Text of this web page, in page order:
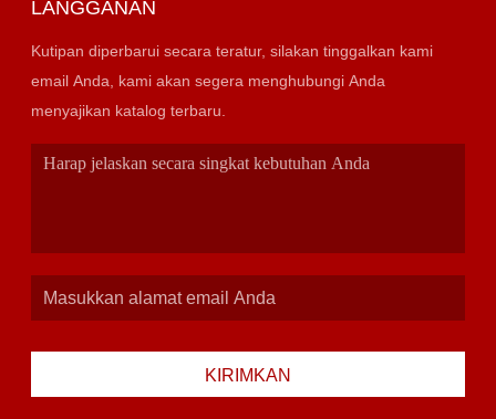
LANGGANAN
Kutipan diperbarui secara teratur, silakan tinggalkan kami
email Anda, kami akan segera menghubungi Anda
menyajikan katalog terbaru.
KIRIMKAN